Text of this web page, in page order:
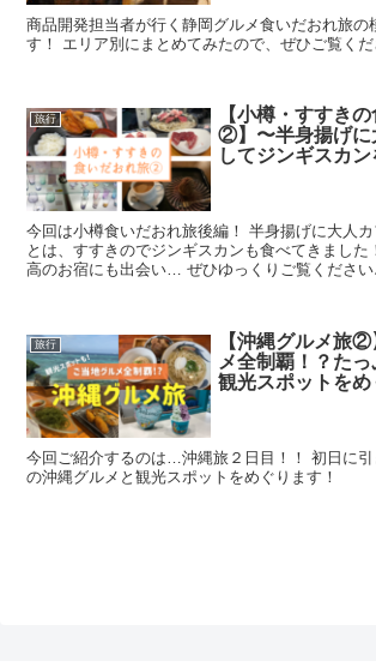
商品開発担当者が行く静岡グルメ食いだおれ旅の
す！ エリア別にまとめてみたので、ぜひご覧くだ
旅行
【小樽・すすき
②】〜半身揚げに
してジンギスカン
今回は小樽食いだおれ旅後編！ 半身揚げに大人
とは、すすきのでジンギスカンも食べてきました
高のお宿にも出会い… ぜひゆっくりご覧ください
旅行
【沖縄グルメ旅
メ全制覇！？た
観光スポットをめ
今回ご紹介するのは…沖縄旅２日目！！ 初日に引
の沖縄グルメと観光スポットをめぐります！